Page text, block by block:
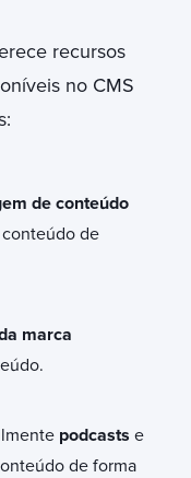
recursos
no CMS
de conteúdo
conteúdo de
marca
podcasts e
de forma